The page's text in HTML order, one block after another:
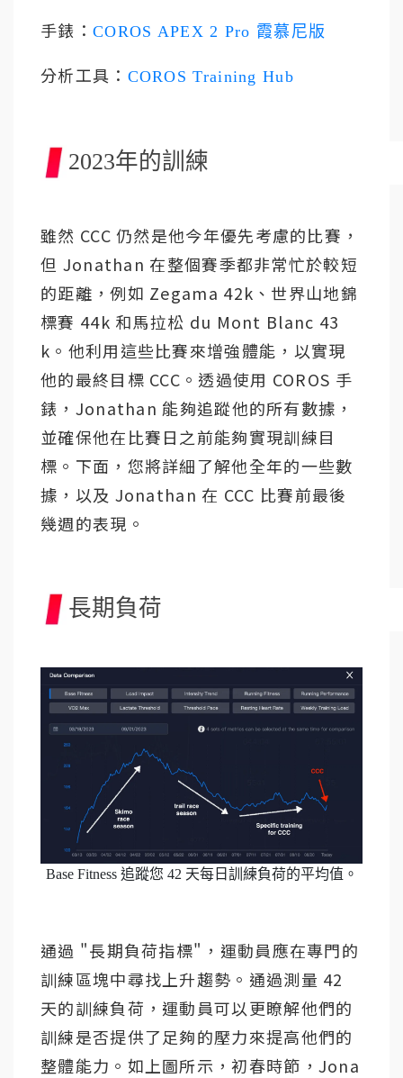
手錶： COROS APEX 2 Pro 霞慕尼版
分析工具： COROS Training Hub
2023年的訓練
雖然 CCC 仍然是他今年優先考慮的比賽，
但 Jonathan 在整個賽季都非常忙於較短
的距離，例如 Zegama 42k、世界山地錦
標賽 44k 和馬拉松 du Mont Blanc 43
k。他利用這些比賽來增強體能，以實現
他的最終目標 CCC。透過使用 COROS 手
錶，Jonathan 能夠追蹤他的所有數據，
並確保他在比賽日之前能夠實現訓練目
標。下面，您將詳細了解他全年的一些數
據，以及 Jonathan 在 CCC 比賽前最後
幾週的表現。
長期負荷
Base Fitness 追蹤您 42 天每日訓練負荷的平均值。
通過 "長期負荷指標"，運動員應在專門的
訓練區塊中尋找上升趨勢。通過測量 42
天的訓練負荷，運動員可以更瞭解他們的
訓練是否提供了足夠的壓力來提高他們的
整體能力。如上圖所示，初春時節，Jona